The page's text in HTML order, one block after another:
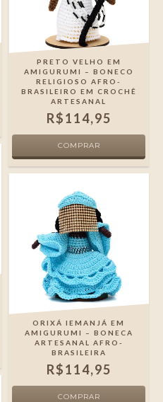
PRETO VELHO EM
AMIGURUMI – BONECO
RELIGIOSO AFRO-
BRASILEIRO EM CROCHÊ
ARTESANAL
R$114,95
ORIXÁ IEMANJÁ EM
AMIGURUMI – BONECA
ARTESANAL AFRO-
BRASILEIRA
R$114,95